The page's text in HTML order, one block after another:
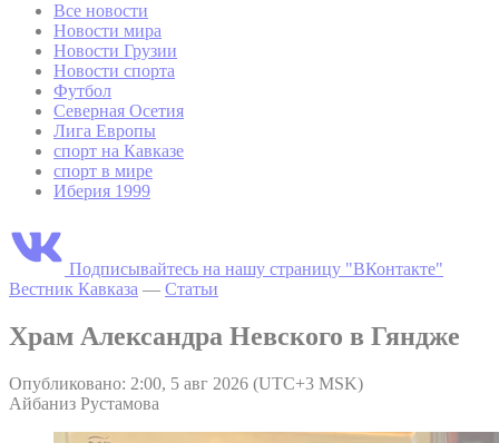
Все новости
Новости мира
Новости Грузии
Новости спорта
Футбол
Северная Осетия
Лига Европы
спорт на Кавказе
спорт в мире
Иберия 1999
Подписывайтесь на нашу страницу "ВКонтакте"
Вестник Кавказа — Статьи
Храм Александра Невского в Гяндже
Опубликовано: 2:00, 5 авг 2026 (UTC+3 MSK)
Айбаниз Рустамова